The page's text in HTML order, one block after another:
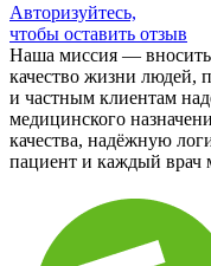
Авторизуйтесь,
чтобы оставить отзыв
Наша миссия — вносить
качество жизни людей,
и частным клиентам
медицинского
качества, надёжную
пациент и каждый врач